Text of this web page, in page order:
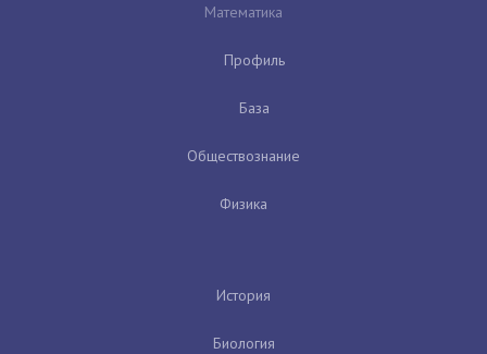
Математика
Профиль
База
Обществознание
Физика
История
Биология